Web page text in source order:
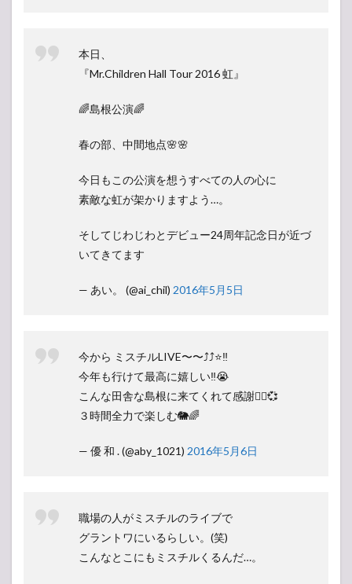
本日、
『Mr.Children Hall Tour 2016 虹』
🌈島根公演🌈
春の部、中間地点🌸🌸
今日もこの公演を想うすべての人の心に
素敵な虹が架かりますよう…。
そしてじわじわとデビュー24周年記念日が近づ
いてきてます
— あい。 (@ai_chil) 2016年5月5日
今から ミスチルLIVE〜〜⤴︎⤴︎⭐️‼︎
今年も行けて最高に嬉しい‼︎😭
こんな田舎な島根に来てくれて感謝✌🏻️💞
３時間全力で楽しむ🐘🌈
— 優 和 . (@aby_1021) 2016年5月6日
職場の人がミスチルのライブで
グラントワにいるらしい。(笑)
こんなとこにもミスチルくるんだ…。